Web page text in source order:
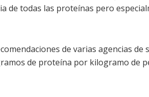
de todas las proteínas pero
de varias agencias de
de proteína por kilogramo de